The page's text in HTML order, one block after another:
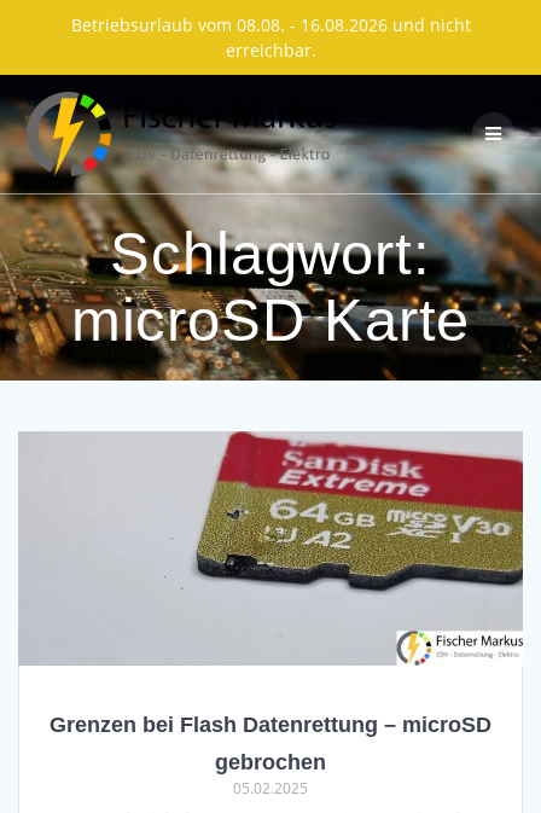
Betriebsurlaub vom 08.08. - 16.08.2026 und nicht
erreichbar.
content
Schlagwort:
microSD Karte
Grenzen bei Flash Datenrettung – microSD
gebrochen
05.02.2025